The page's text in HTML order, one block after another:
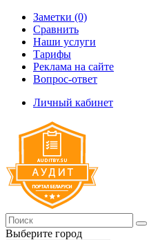
Заметки (0)
Сравнить
Наши услуги
Тарифы
Реклама на сайте
Вопрос-ответ
Личный кабинет
Выберите город